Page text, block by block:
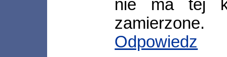
nie ma tej
zamierzone.
Odpowiedz